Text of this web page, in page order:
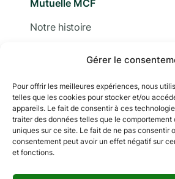
Gérer le
Pour offrir les meilleures expériences, nous
telles que les cookies pour stocker et/ou
appareils. Le fait de consentir à ces
traiter des données telles que le comportement
uniques sur ce site. Le fait de ne pas consentir
consentement peut avoir un effet négatif sur
et fonctions.
Mutuelle MCF
Notre histoire
Adhérer
Documentation